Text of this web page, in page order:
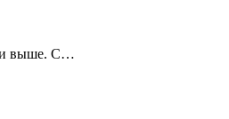
и выше. С…